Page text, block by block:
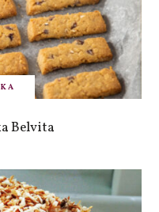
Belvita